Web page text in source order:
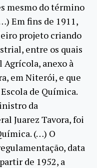
mesmo do término
Em fins de 1911,
projeto criando
entre os quais
anexo à
em Niterói, e que
de Química.
da
Juarez Tavora, foi
(…) O
data
de 1952, a